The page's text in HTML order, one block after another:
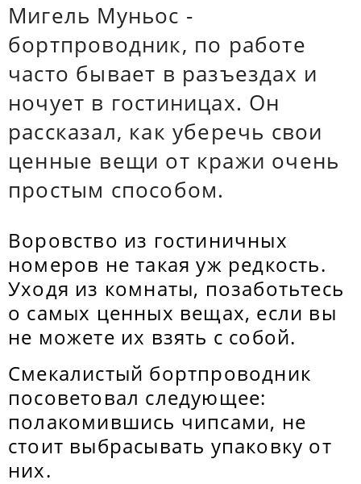
Мигель Муньос -
бортпроводник, по работе
часто бывает в разъездах и
ночует в гостиницах. Он
рассказал, как уберечь свои
ценные вещи от кражи очень
простым способом.
Воровство из гостиничных
номеров не такая уж редкость.
Уходя из комнаты, позаботьтесь
о самых ценных вещах, если вы
не можете их взять с собой.
Смекалистый бортпроводник
посоветовал следующее:
полакомившись чипсами, не
стоит выбрасывать упаковку от
них.